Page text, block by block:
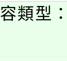
30在
類型